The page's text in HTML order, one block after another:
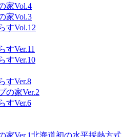
家Vol.4
家Vol.3
すVol.12
すVer.11
すVer.10
すVer.8
の家Ver.2
すVer.6
家Ver.1北海道初の水平採熱方式